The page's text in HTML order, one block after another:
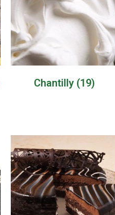
Chantilly (19)